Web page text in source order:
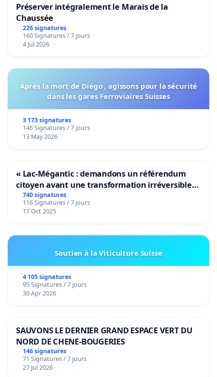
Préserver intégralement le Marais de la
Chaussée
226 signatures
160 Signatures / 7 jours
4 Jul 2026
Après la mort de Diégo , agissons pour la sécurité
dans les gares Ferroviaires Suisses
3 173 signatures
146 Signatures / 7 jours
13 May 2026
« Lac-Mégantic : demandons un référendum
citoyen avant une transformation irréversible
de notre territoire »
740 signatures
116 Signatures / 7 jours
17 Oct 2025
Soutien à la Viticulture Suisse
4 105 signatures
95 Signatures / 7 jours
30 Apr 2026
SAUVONS LE DERNIER GRAND ESPACE VERT DU
NORD DE CHENE-BOUGERIES
146 signatures
71 Signatures / 7 jours
27 Jul 2026